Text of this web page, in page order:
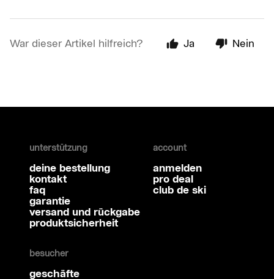
War dieser Artikel hilfreich? Ja Nein
unterstützung
deine bestellung
kontakt
faq
garantie
versand und rückgabe
produktsicherheit
account
anmelden
pro deal
club de ski
besucher
geschäfte